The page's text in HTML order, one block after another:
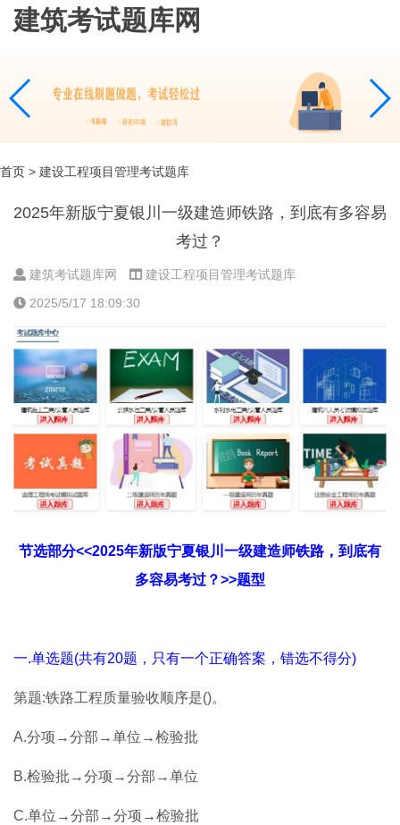
建筑考试题库网
首页 > 建设工程项目管理考试题库
2025年新版宁夏银川一级建造师铁路，到底有多容易
考过？
建筑考试题库网
建设工程项目管理考试题库
2025/5/17 18:09:30
节选部分<<2025年新版宁夏银川一级建造师铁路，到底有
多容易考过？>>题型
一.单选题(共有20题，只有一个正确答案，错选不得分)
第题:铁路工程质量验收顺序是()。
A.分项→分部→单位→检验批
B.检验批→分项→分部→单位
C.单位→分部→分项→检验批